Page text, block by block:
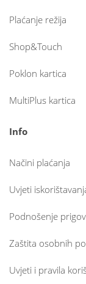
Plaćanje režija
Shop&Touch
Poklon kartica
MultiPlus kartica
Info
Načini plaćanja
Uvjeti
Podnošenje
Zaštita osobnih
Uvjeti i pravila